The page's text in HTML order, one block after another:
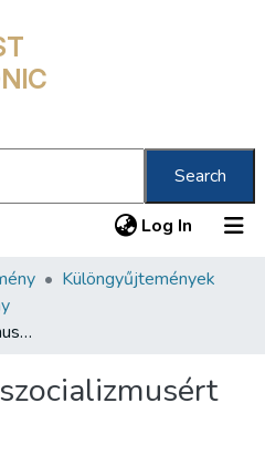
Search
Log In (current)
Különgyűjtemények
Tömegdallal a szocializmusért